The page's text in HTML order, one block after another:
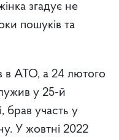
згадує не
пошуків та
в АТО, а 24 лютого
у 25-й
брав участь у
У жовтні 2022